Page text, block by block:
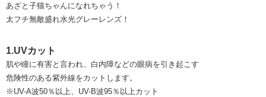
あざと子猫ちゃんになれちゃう！
太フチ無敵盛れ水光グレーレンズ！
1.UVカット
肌や瞳に有害と言われ、白内障などの眼病を引き起こす
危険性のある紫外線をカットします。
※UV-A波50％以上、UV-B波95％以上カット